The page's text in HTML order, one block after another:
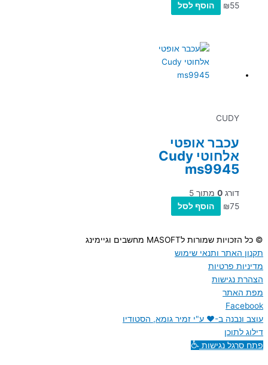
₪55 הוסף לסל
CUDY
עכבר אופטי
אלחוטי Cudy
ms9945
דורג 0 מתוך 5
₪75 הוסף לסל
© כל הזכויות שמורות לMASOFT מחשבים וגיימינג
תקנון האתר ותנאי שימוש
מדיניות פרטיות
הצהרת נגישות
מפת האתר
Facebook
עוצב ונבנה ב-♥︎ ע"י זמיר גומא, הסטודיו
דילוג לתוכן
פתח סרגל נגישות